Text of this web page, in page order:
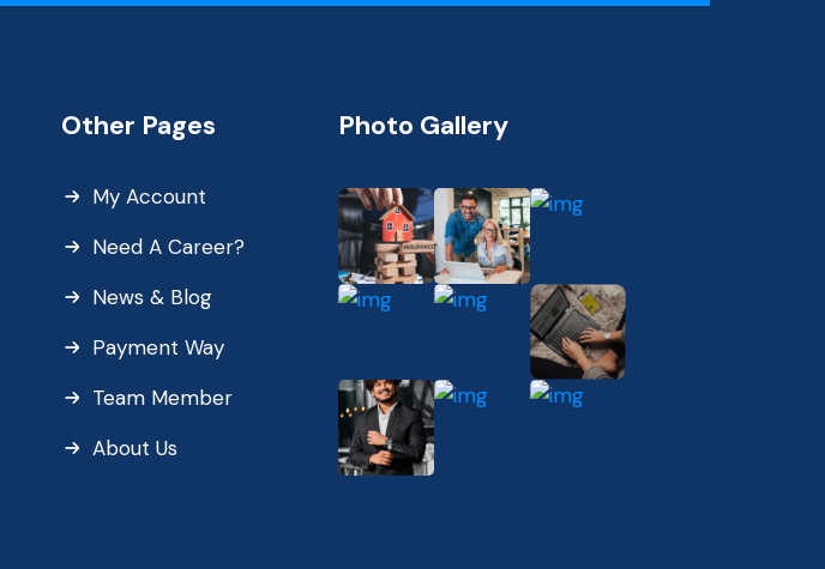
Other Pages
My Account
Need A Career?
News & Blog
Payment Way
Team Member
About Us
Photo Gallery